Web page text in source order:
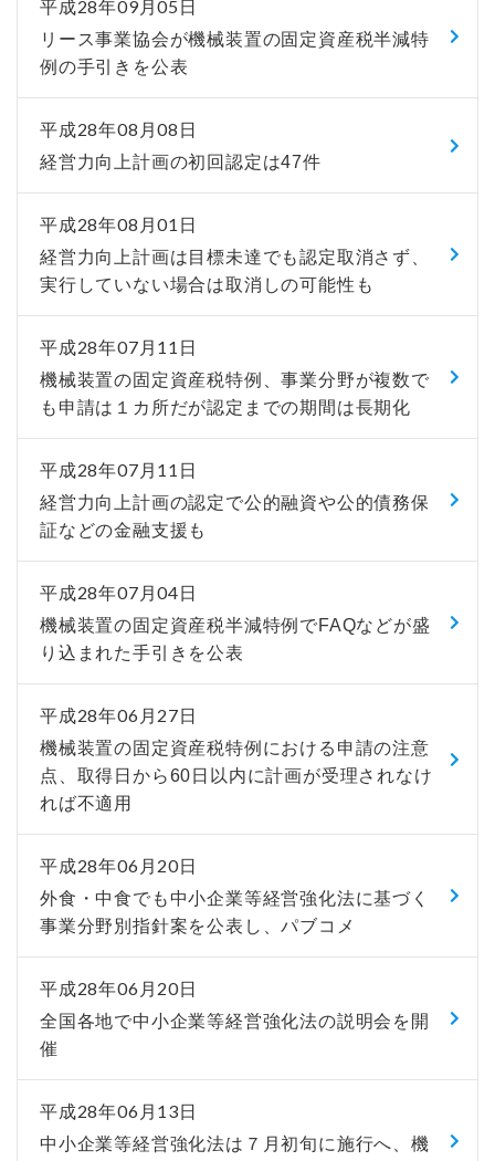
平成28年09月05日
リース事業協会が機械装置の固定資産税半減特
例の手引きを公表
平成28年08月08日
経営力向上計画の初回認定は47件
平成28年08月01日
経営力向上計画は目標未達でも認定取消さず、
実行していない場合は取消しの可能性も
平成28年07月11日
機械装置の固定資産税特例、事業分野が複数で
も申請は１カ所だが認定までの期間は長期化
平成28年07月11日
経営力向上計画の認定で公的融資や公的債務保
証などの金融支援も
平成28年07月04日
機械装置の固定資産税半減特例でFAQなどが盛
り込まれた手引きを公表
平成28年06月27日
機械装置の固定資産税特例における申請の注意
点、取得日から60日以内に計画が受理されなけ
れば不適用
平成28年06月20日
外食・中食でも中小企業等経営強化法に基づく
事業分野別指針案を公表し、パブコメ
平成28年06月20日
全国各地で中小企業等経営強化法の説明会を開
催
平成28年06月13日
中小企業等経営強化法は７月初旬に施行へ、機